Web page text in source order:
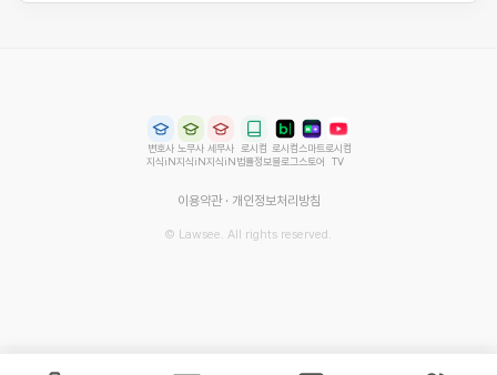
변호사
지식iN
노무사
지식iN
세무사
지식iN
로시컴
법률정보
로시컴
블로그
스마트
스토어
로시컴
TV
이용약관· 개인정보처리방침
© Lawsee. All rights reserved.